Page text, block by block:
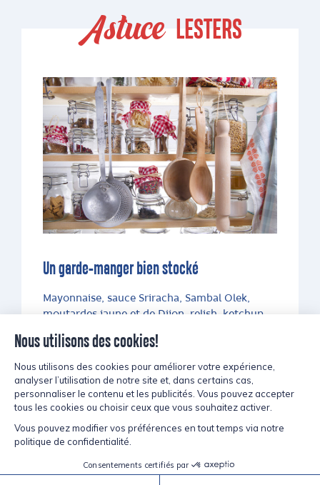
Astuce LESTERS
Un garde-manger bien stocké
Mayonnaise, sauce Sriracha, Sambal Olek,
moutardes jaune et de Dijon, relish, ketchup,
commerce,oignons rouges marinés
incluse)
perso c’est mon ingrédient secret pour
presque tout! de l’omelette au taco…
Continuons…Fumée liquide, cornichons,
piments forts, chou, laitue, oignons, patates et
tomates. Si vous avez toujours ces ingrédients
sous la main vous pouvez tout faire…enfin